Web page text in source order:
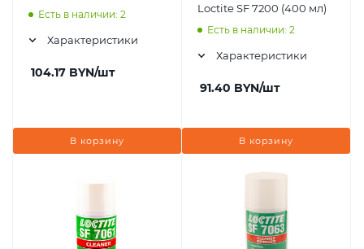
Есть в наличии: 2
Характеристики
104.17 BYN/шт
В корзину
Loctite SF 7200 (400 мл)
Есть в наличии: 2
Характеристики
91.40 BYN/шт
В корзину